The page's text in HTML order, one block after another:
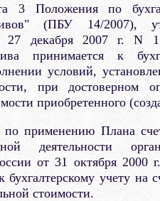
3 Положения по
(ПБУ 14/2007),
декабря 2007 г. N
принимается к
условий,
при достоверном
приобретенного
применению Плана
деятельности
от 31 октября 2000
учету на
стоимости.